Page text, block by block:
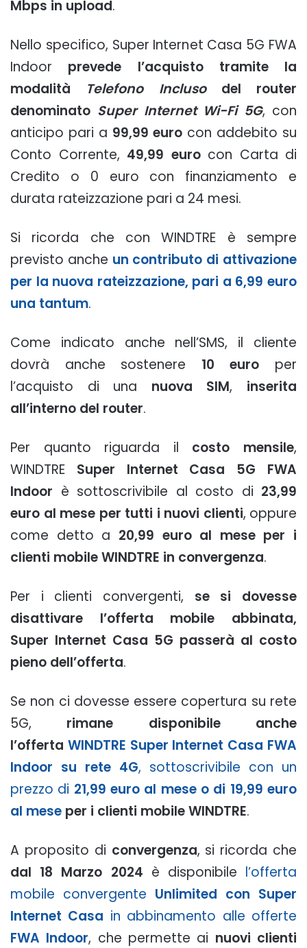
Mbps in upload.
Nello specifico, Super Internet Casa 5G FWA
Indoor prevede l’acquisto tramite la
modalità
Telefono Inclusodel router
denominato Super Internet Wi-Fi 5G, con
anticipo pari a 99,99 euro con addebito su
Conto Corrente, 49,99 eurocon Carta di
Credito o 0 euro con finanziamento e
durata rateizzazione pari a 24 mesi.
Si ricorda che con WINDTRE è sempre
previsto anche un contributo di attivazione
per la nuova rateizzazione, pari a 6,99 euro
una tantum.
Come indicato anche nell’SMS, il cliente
dovrà anche sostenere 10 euro per
l’acquisto di una nuova SIM, inserita
all’interno del router.
Per quanto riguarda il costo mensile,
WINDTRE Super Internet Casa 5G FWA
Indoor è sottoscrivibile al costo di 23,99
euro al mese per tutti i nuovi clienti, oppure
come detto a 20,99 euro al mese per i
clienti mobile WINDTRE in convergenza.
Per i clienti convergenti, se si dovesse
disattivare l’offerta mobile abbinata,
Super Internet Casa 5G passerà al costo
pieno dell’offerta.
Se non ci dovesse essere copertura su rete
5G, rimane disponibile anche
l’offerta WINDTRE Super Internet Casa FWA
Indoor su rete 4G, sottoscrivibile con un
prezzo di 21,99 euro al mese o di 19,99 euro
al mese per i clienti mobile WINDTRE.
A proposito di convergenza, si ricorda che
dal 18 Marzo 2024 è disponibile l’offerta
mobile convergente Unlimited con Super
Internet Casa in abbinamento alle offerte
FWA Indoor, che permette ai nuovi clienti